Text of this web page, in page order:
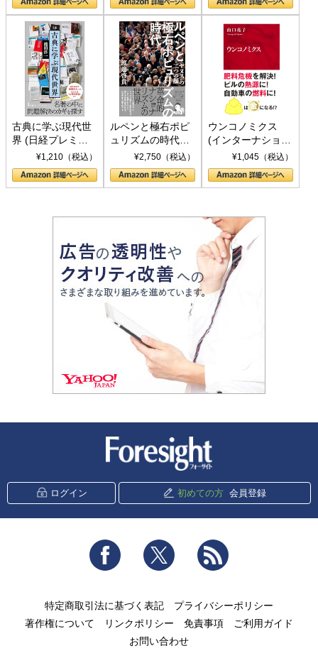
書)
古典に学ぶ現代世
界 (日経プレミア
シリーズ)¥1,210（税込）
ルペンと極右ポピ
ュリズムの時代：
〈ヤヌス〉の二つ
の顔
¥2,750（税込）
ウンコノミクス
(インターナショナ
ル新書)¥1,045（税込）
ログイン 初めての方 会員登録
Facebook Twitter
特定商取引法に基づく表記
プライバシーポリシー
著作権について
リンクポリシー 免責事項
ご利用ガイド
お問い合わせ